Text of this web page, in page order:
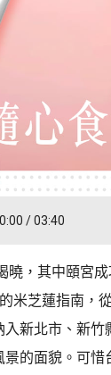
/ 03:40
曉，其中頤宮
米芝蓮指南，
新北市、新
的面貌。可